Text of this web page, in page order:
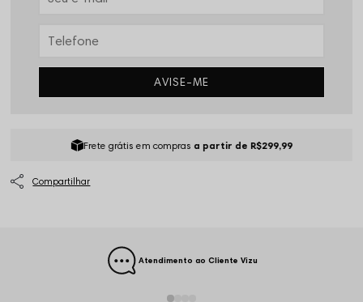
AVISE-ME
Frete grátis em compras a partir de R$299,99
Atendimento ao Cliente Vizu